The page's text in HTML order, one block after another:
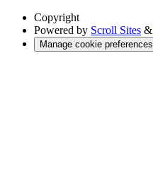
Copyright
Powered by Scroll Sites &
Manage cookie preferences